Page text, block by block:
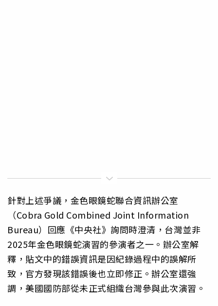
針對上述爭議，金色眼鏡蛇聯合資訊辦公室
（Cobra Gold Combined Joint Information
Bureau）回應《中央社》詢問時澄清，台灣並非
2025年金色眼鏡蛇演習的參演者之一。辦公室解
釋，貼文中的錯誤資訊是因紀錄過程中的誤解所
致，官方發現該錯誤後也立即修正。辦公室還強
調，美國國防部從未正式組織台灣參與此次演習。